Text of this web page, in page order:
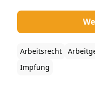
Bereich mussten
Impfung
Nachweis nicht
Beschäftigten in
Arbeitsrecht
Impfung